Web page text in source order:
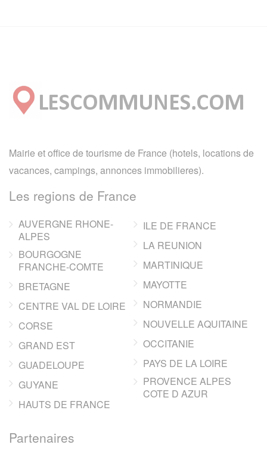
Mairie et office de tourisme de France (hotels, locations de
vacances, campings, annonces immobilieres).
Les regions de France
AUVERGNE RHONE-
ALPES
BOURGOGNE
FRANCHE-COMTE
BRETAGNE
CENTRE VAL DE LOIRE
CORSE
GRAND EST
GUADELOUPE
GUYANE
HAUTS DE FRANCE
ILE DE FRANCE
LA REUNION
MARTINIQUE
MAYOTTE
NORMANDIE
NOUVELLE AQUITAINE
OCCITANIE
PAYS DE LA LOIRE
PROVENCE ALPES
COTE D AZUR
Partenaires